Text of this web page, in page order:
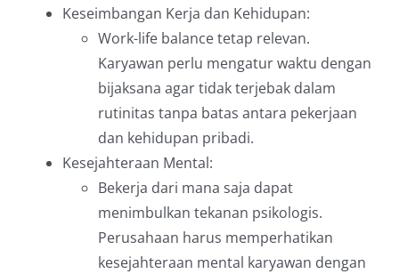
Keseimbangan Kerja dan Kehidupan:
Work-life balance tetap relevan.
Karyawan perlu mengatur waktu dengan
bijaksana agar tidak terjebak dalam
rutinitas tanpa batas antara pekerjaan
dan kehidupan pribadi.
Kesejahteraan Mental:
Bekerja dari mana saja dapat
menimbulkan tekanan psikologis.
Perusahaan harus memperhatikan
kesejahteraan mental karyawan dengan